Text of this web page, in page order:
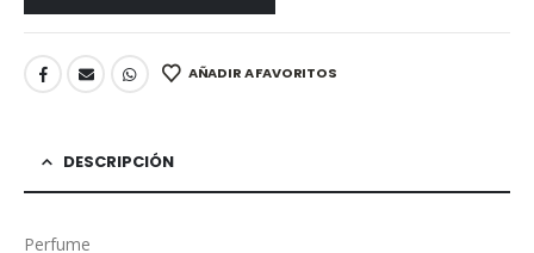
AÑADIR A FAVORITOS
DESCRIPCIÓN
Perfume